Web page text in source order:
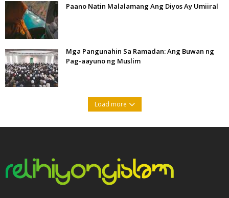
Paano Natin Malalamang Ang Diyos Ay Umiiral
Mga Pangunahin Sa Ramadan: Ang Buwan ng
Pag-aayuno ng Muslim
Load more